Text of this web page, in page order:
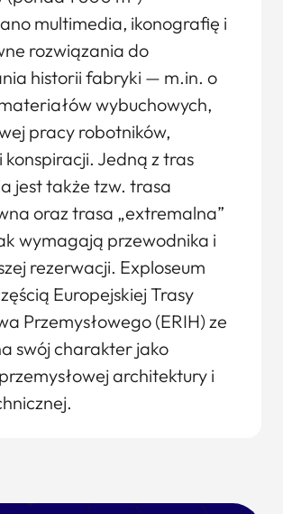
multimedia, ikonografię i
rozwiązania do
historii fabryki — m.in. o
wybuchowych,
pracy robotników,
konspiracji. Jedną z tras
jest także tzw. trasa
oraz trasa „extremalna”
wymagają przewodnika i
rezerwacji. Exploseum
Europejskiej Trasy
Przemysłowego (ERIH) ze
swój charakter jako
architektury i